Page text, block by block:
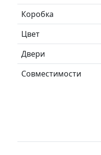
Коробка
Цвет
Двери
Совместимости